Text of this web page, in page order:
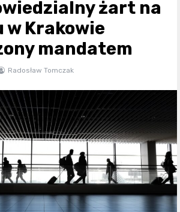
żart na
Krakowie
mandatem
Radosław Tomczak